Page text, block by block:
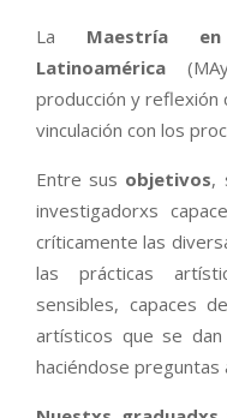
La Maestría
Latinoamérica
producción y reflexión
vinculación con los
Entre sus objetivos,
investigadorxs
críticamente las
las prácticas
sensibles, capaces
artísticos que se dan
haciéndose preguntas